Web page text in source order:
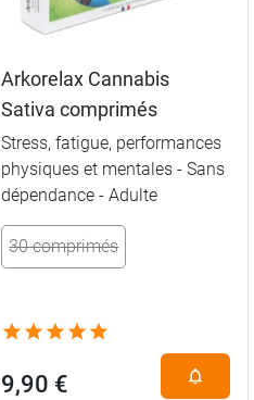
Arkorelax Cannabis
Sativa comprimés
Stress, fatigue, performances
physiques et mentales - Sans
dépendance - Adulte
30 comprimés
9,90 €